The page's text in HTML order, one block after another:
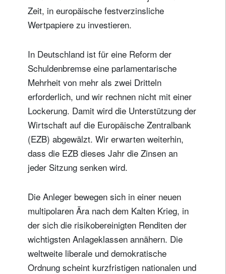
Zeit, in europäische festverzinsliche
Wertpapiere zu investieren.
In Deutschland ist für eine Reform der
Schuldenbremse eine parlamentarische
Mehrheit von mehr als zwei Dritteln
erforderlich, und wir rechnen nicht mit einer
Lockerung. Damit wird die Unterstützung der
Wirtschaft auf die Europäische Zentralbank
(EZB) abgewälzt. Wir erwarten weiterhin,
dass die EZB dieses Jahr die Zinsen an
jeder Sitzung senken wird.
Die Anleger bewegen sich in einer neuen
multipolaren Ära nach dem Kalten Krieg, in
der sich die risikobereinigten Renditen der
wichtigsten Anlageklassen annähern. Die
weltweite liberale und demokratische
Ordnung scheint kurzfristigen nationalen und